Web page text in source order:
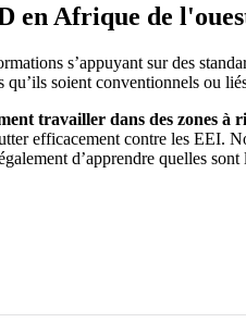
en Afrique de
s’appuyant sur des
soient conventionnels ou
travailler dans des zones à
efficacement contre les EEI.
d’apprendre quelles